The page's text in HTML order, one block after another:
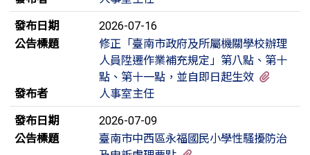
發布日期
2026-07-16
公告標題
修正「臺南市政府及所屬機關學校辦理
人員陞遷作業補充規定」第八點、第十
點、第十一點，並自即日起生效
發布者
人事室主任
發布日期
2026-07-09
公告標題
臺南市中西區永福國民小學性騷擾防治